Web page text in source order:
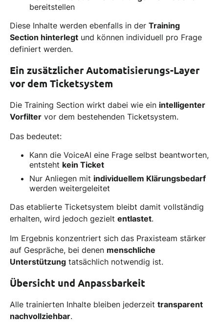
bereitstellen
Diese Inhalte werden ebenfalls in der Training
Section hinterlegt und können individuell pro Frage
definiert werden.
Ein zusätzlicher Automatisierungs-Layer
vor dem Ticketsystem
Die Training Section wirkt dabei wie ein intelligenter
Vorfilter vor dem bestehenden Ticketsystem.
Das bedeutet:
Kann die VoiceAI eine Frage selbst beantworten,
entsteht kein Ticket
Nur Anliegen mit individuellem Klärungsbedarf
werden weitergeleitet
Das etablierte Ticketsystem bleibt damit vollständig
erhalten, wird jedoch gezielt entlastet.
Im Ergebnis konzentriert sich das Praxisteam stärker
auf Gespräche, bei denen menschliche
Unterstützung tatsächlich notwendig ist.
Übersicht und Anpassbarkeit
Alle trainierten Inhalte bleiben jederzeit transparent
nachvollziehbar.